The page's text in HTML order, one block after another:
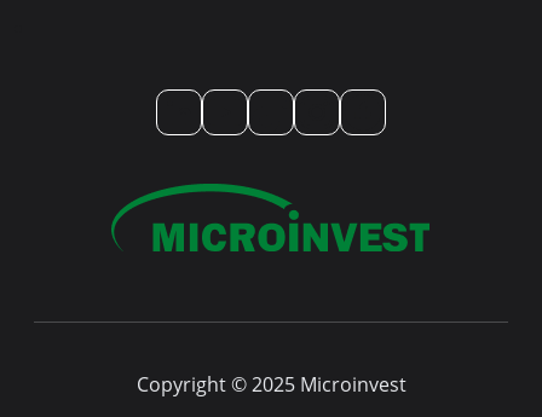
LinkedIn
YouTube
TikTok
Instagram
Facebook
Copyright © 2025 Microinvest